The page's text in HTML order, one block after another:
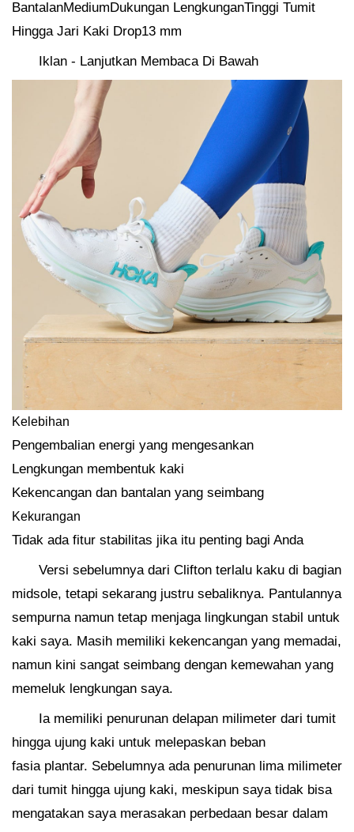
BantalanMediumDukungan LengkunganTinggi Tumit
Hingga Jari Kaki Drop13 mm
Iklan - Lanjutkan Membaca Di Bawah
Kelebihan
Pengembalian energi yang mengesankan
Lengkungan membentuk kaki
Kekencangan dan bantalan yang seimbang
Kekurangan
Tidak ada fitur stabilitas jika itu penting bagi Anda
Versi sebelumnya dari Clifton terlalu kaku di bagian
midsole, tetapi sekarang justru sebaliknya. Pantulannya
sempurna namun tetap menjaga lingkungan stabil untuk
kaki saya. Masih memiliki kekencangan yang memadai,
namun kini sangat seimbang dengan kemewahan yang
memeluk lengkungan saya.
Ia memiliki penurunan delapan milimeter dari tumit
hingga ujung kaki untuk melepaskan beban
fasia plantar. Sebelumnya ada penurunan lima milimeter
dari tumit hingga ujung kaki, meskipun saya tidak bisa
mengatakan saya merasakan perbedaan besar dalam